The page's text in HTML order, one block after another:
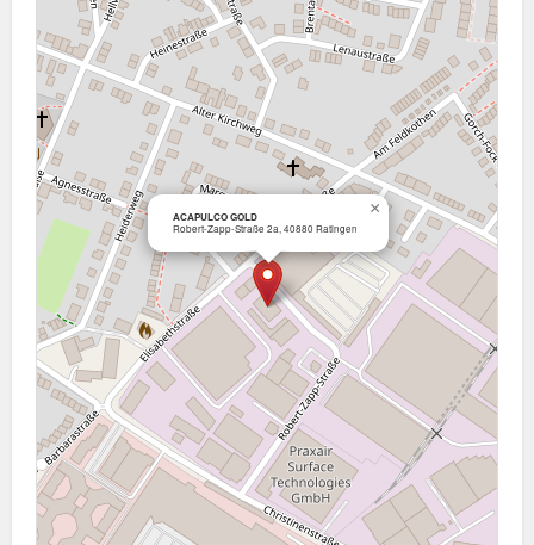
ACAPULCO GOLD
Robert-Zapp-Straße 2a, 40880 Ratingen
×